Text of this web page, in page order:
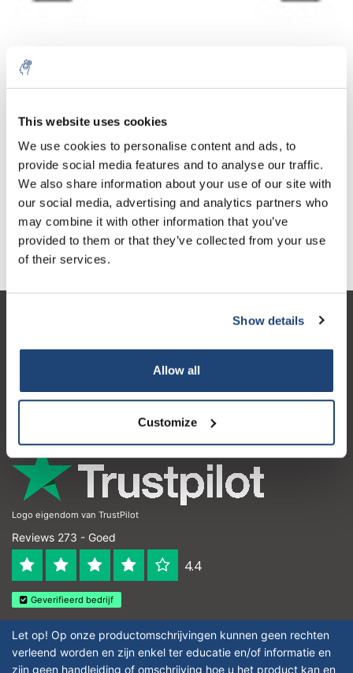
This website uses cookies
We use cookies to personalise content and ads, to
provide social media features and to analyse our traffic.
We also share information about your use of our site with
our social media, advertising and analytics partners who
may combine it with other information that you’ve
provided to them or that they’ve collected from your use
of their services.
Show details
Allow all
Customize
1 Stuk Excl. btw
€171,97
Incl. btw
Toevoegen aan winkelwagen
Informatie
Contactgegevens
Logo eigendom van TrustPilot
Reviews 273 - Goed
4.4
Geverifieerd bedrijf
Let op! Op onze productomschrijvingen kunnen geen rechten
verleend worden en zijn enkel ter educatie en/of informatie en
zijn geen handleiding of omschrijving hoe u het product kan en